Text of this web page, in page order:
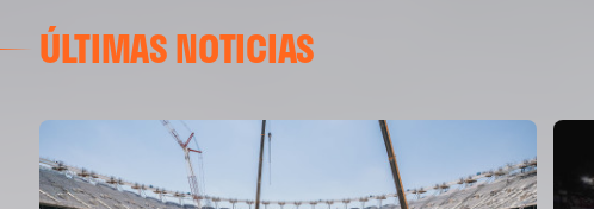
ÚLTIMAS NOTICIAS